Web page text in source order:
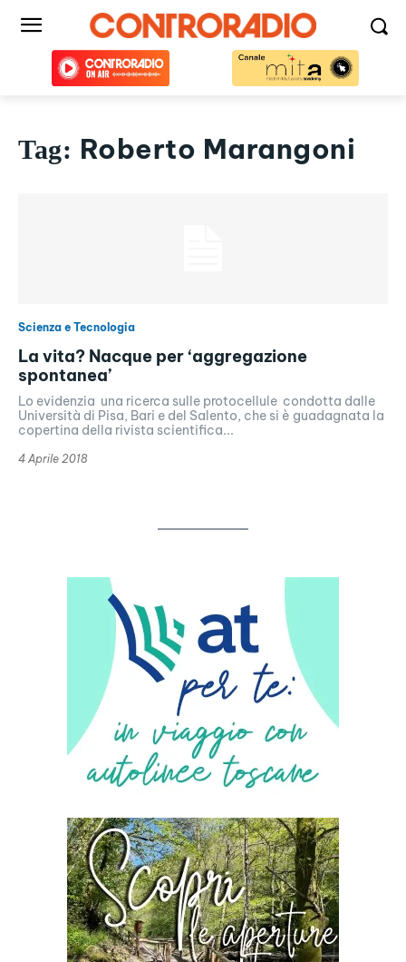
Tag: Roberto Marangoni
Scienza e Tecnologia
La vita? Nacque per ‘aggregazione
spontanea’
Lo evidenzia una ricerca sulle protocellule condotta dalle
Università di Pisa, Bari e del Salento, che si è guadagnata la
copertina della rivista scientifica...
4 Aprile 2018